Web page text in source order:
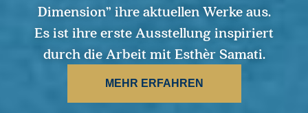
Dimension” ihre aktuellen Werke aus.
Es ist ihre erste Ausstellung inspiriert
durch die Arbeit mit Esthèr Samati.
MEHR ERFAHREN